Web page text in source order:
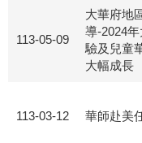
113-05-09
大華府地
導-2024
驗及兒童
大幅成長
113-03-12 華師赴美